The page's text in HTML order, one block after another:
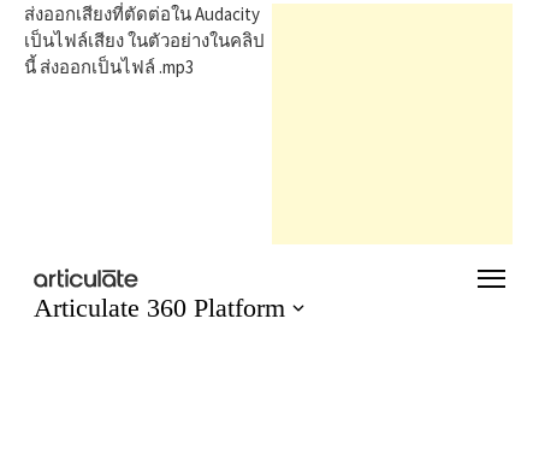
o
ส่งออกเสียงที่ตัดต่อใน Audacity
เป็นไฟล์เสียง ในตัวอย่างในคลิป
นี้ ส่งออกเป็นไฟล์ .mp3